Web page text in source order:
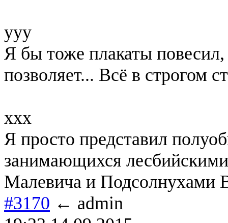
yyy
Я бы тоже плакаты повесил,
позволяет... Всё в строгом
xxx
Я просто представил
занимающихся
Малевича и Подсолнухами
#3170 ← admin